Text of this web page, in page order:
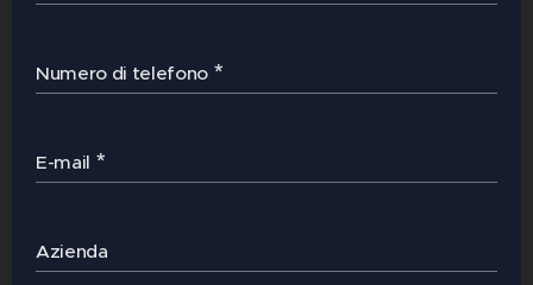
Numero di telefono
E-mail
Azienda